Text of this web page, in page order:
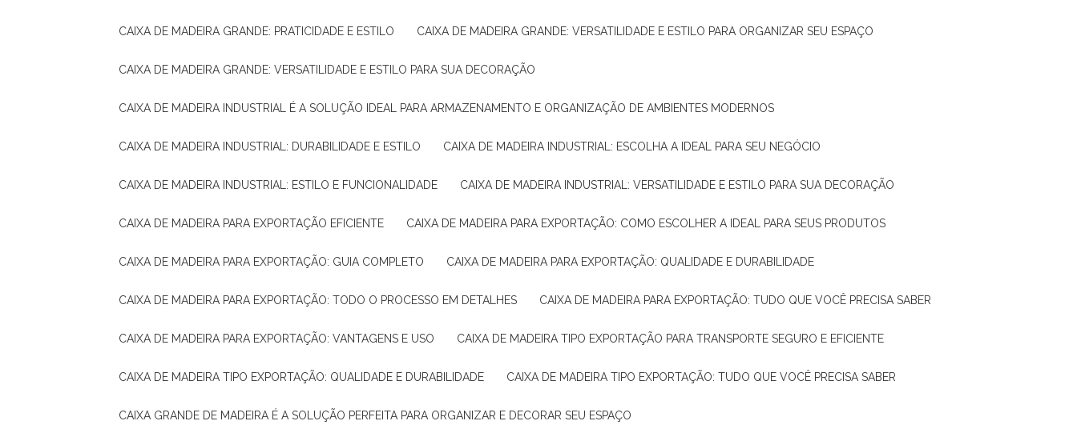
CAIXA DE MADEIRA GRANDE: PRATICIDADE E ESTILO CAIXA DE MADEIRA GRANDE: VERSATILIDADE E ESTILO PARA ORGANIZAR SEU ESPAÇO
CAIXA DE MADEIRA GRANDE: VERSATILIDADE E ESTILO PARA SUA DECORAÇÃO
CAIXA DE MADEIRA INDUSTRIAL É A SOLUÇÃO IDEAL PARA ARMAZENAMENTO E ORGANIZAÇÃO DE AMBIENTES MODERNOS
CAIXA DE MADEIRA INDUSTRIAL: DURABILIDADE E ESTILO CAIXA DE MADEIRA INDUSTRIAL: ESCOLHA A IDEAL PARA SEU NEGÓCIO
CAIXA DE MADEIRA INDUSTRIAL: ESTILO E FUNCIONALIDADE CAIXA DE MADEIRA INDUSTRIAL: VERSATILIDADE E ESTILO PARA SUA DECORAÇÃO
CAIXA DE MADEIRA PARA EXPORTAÇÃO EFICIENTE CAIXA DE MADEIRA PARA EXPORTAÇÃO: COMO ESCOLHER A IDEAL PARA SEUS PRODUTOS
CAIXA DE MADEIRA PARA EXPORTAÇÃO: GUIA COMPLETO CAIXA DE MADEIRA PARA EXPORTAÇÃO: QUALIDADE E DURABILIDADE
CAIXA DE MADEIRA PARA EXPORTAÇÃO: TODO O PROCESSO EM DETALHES CAIXA DE MADEIRA PARA EXPORTAÇÃO: TUDO QUE VOCÊ PRECISA SABER
CAIXA DE MADEIRA PARA EXPORTAÇÃO: VANTAGENS E USO CAIXA DE MADEIRA TIPO EXPORTAÇÃO PARA TRANSPORTE SEGURO E EFICIENTE
CAIXA DE MADEIRA TIPO EXPORTAÇÃO: QUALIDADE E DURABILIDADE CAIXA DE MADEIRA TIPO EXPORTAÇÃO: TUDO QUE VOCÊ PRECISA SABER
CAIXA GRANDE DE MADEIRA É A SOLUÇÃO PERFEITA PARA ORGANIZAR E DECORAR SEU ESPAÇO